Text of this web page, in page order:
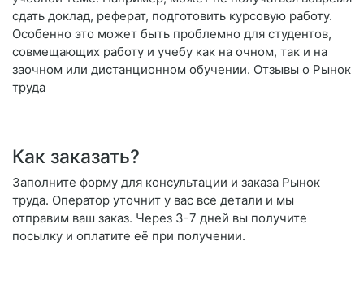
сдать доклад, реферат, подготовить курсовую работу.
Особенно это может быть проблемно для студентов,
совмещающих работу и учебу как на очном, так и на
заочном или дистанционном обучении. Отзывы о Рынок
труда
Как заказать?
Заполните форму для консультации и заказа Рынок
труда. Оператор уточнит у вас все детали и мы
отправим ваш заказ. Через 3-7 дней вы получите
посылку и оплатите её при получении.